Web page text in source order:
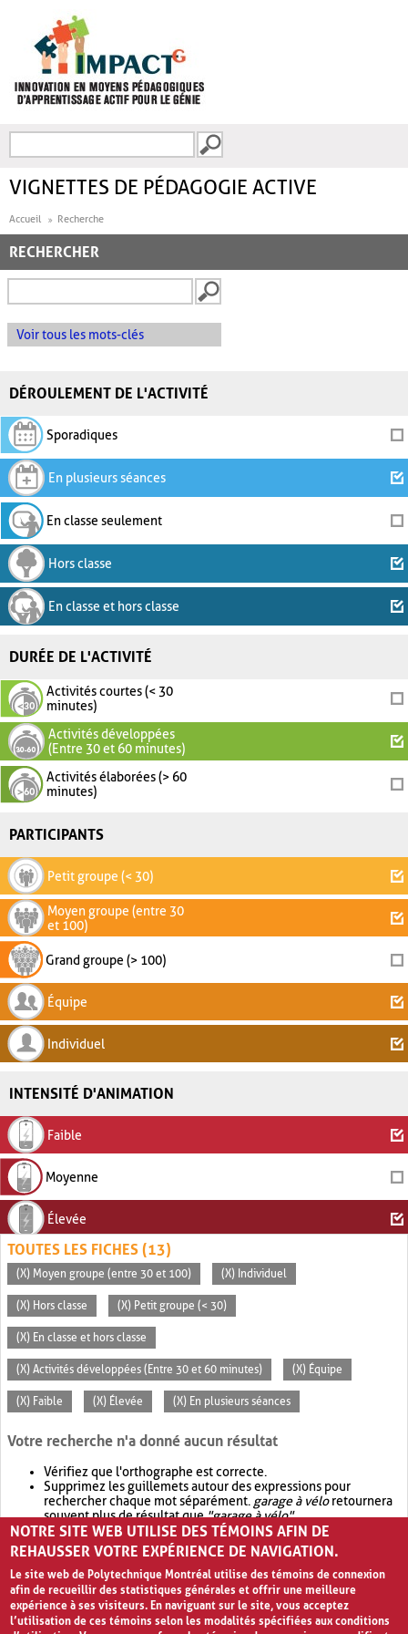
FORMULAIRE DE
VIGNETTES DE PÉDAGOGIE ACTIVE
Accueil Recherche
RECHERCHER
Voir tous les mots-clés
DÉROULEMENT DE L'ACTIVITÉ
Sporadiques
En plusieurs séances
En classe seulement
Hors classe
En classe et hors classe
DURÉE DE L'ACTIVITÉ
Activités courtes (< 30
minutes)
Activités développées
(Entre 30 et 60 minutes)
Activités élaborées (> 60
minutes)
PARTICIPANTS
Petit groupe (< 30)
Moyen groupe (entre 30
et 100)
Grand groupe (> 100)
Équipe
Individuel
INTENSITÉ D'ANIMATION
Faible
Moyenne
Élevée
TOUTES LES FICHES (13)
(X) Moyen groupe (entre 30 et 100) (X) Individuel
(X) Hors classe (X) Petit groupe (< 30)
(X) En classe et hors classe
(X) Activités développées (Entre 30 et 60 minutes) (X) Équipe
(X) Faible (X) Élevée (X) En plusieurs séances
Votre recherche n'a donné aucun résultat
Vérifiez que l'orthographe est correcte.
Supprimez les guillemets autour des expressions pour
rechercher chaque mot séparément. garage à véloretournera
souvent plus de résultat que"garage à vélo".
Envisagez d'élargir votre recherche avec OR.garage OR vélo
retournera souvent plus de résultat quegarage à vélo
NOTRE SITE WEB UTILISE DES TÉMOINS AFIN DE
REHAUSSER VOTRE EXPÉRIENCE DE NAVIGATION.
Le site web de Polytechnique Montréal utilise des témoins de connexion
afin de recueillir des statistiques générales et offrir une meilleure
expérience à ses visiteurs. En naviguant sur le site, vous acceptez
l’utilisation de ces témoins selon les modalités spécifiées aux conditions